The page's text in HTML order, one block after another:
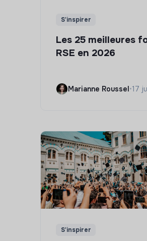
S'inspirer
Les 25 meilleures
RSE en 2026
Marianne Roussel•17
S'inspirer